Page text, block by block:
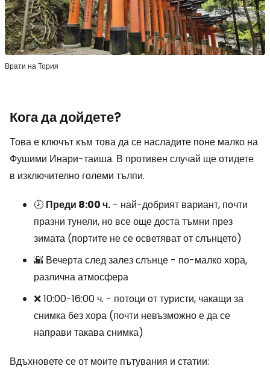
Врати на Тория
Кога да дойдете?
Това е ключът към това да се насладите поне малко на
Фушими Инари-таиша. В противен случай ще отидете
в изключително големи тълпи.
🕗 Преди 8:00 ч. - най-добрият вариант, почти
празни тунели, но все още доста тъмни през
зимата (портите не се осветяват от слънцето)
🌇 Вечерта след залез слънце - по-малко хора,
различна атмосфера
❌ 10:00-16:00 ч. - потоци от туристи, чакащи за
снимка без хора (почти невъзможно е да се
направи такава снимка)
Вдъхновете се от моите пътувания и статии: